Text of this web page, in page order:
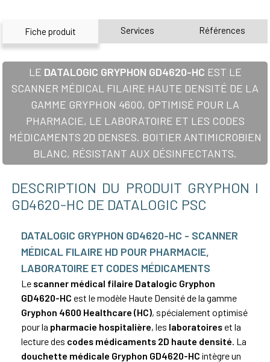
Fiche produit Services Références
LE DATALOGIC GRYPHON GD4620-HC EST LE
SCANNER MÉDICAL FILAIRE HAUTE DENSITÉ DE LA
GAMME GRYPHON 4600, OPTIMISÉ POUR LA
PHARMACIE, LE LABORATOIRE ET LES CODES
MÉDICAMENTS 2D DENSES. BOITIER ANTIMICROBIEN
BLANC, RÉSISTANT AUX DÉSINFECTANTS.
DESCRIPTION DU PRODUIT GRYPHON I
GD4620-HC DE DATALOGIC PSC
DATALOGIC GRYPHON GD4620-HC - SCANNER
MÉDICAL FILAIRE HD POUR PHARMACIE,
LABORATOIRE ET CODES MÉDICAMENTS
Le scanner médical filaire Datalogic Gryphon
GD4620-HC est le modèle Haute Densité de la gamme
Gryphon 4600 Healthcare (HC), spécialement optimisé
pour la pharmacie hospitalière, les laboratoires et la
lecture des codes médicaments 2D haute densité . La
douchette médicale Gryphon GD4620-HC intègre un